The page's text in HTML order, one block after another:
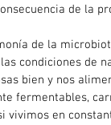
de la
de la
condiciones de
bien y nos
fermentables,
vivimos en